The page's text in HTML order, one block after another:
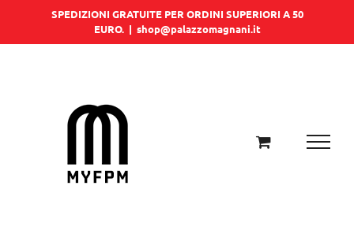
SPEDIZIONI GRATUITE PER ORDINI SUPERIORI A 50
EURO. | shop@palazzomagnani.it